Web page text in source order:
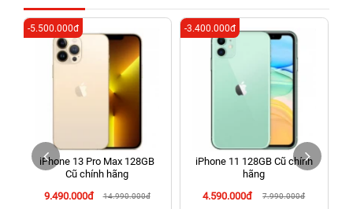
326 Lê Văn Việt, Tăng Nhơn Phú, Hồ Chí Minh (Q.9 TP. Thủ
Đức cũ)
256 Võ Văn Ngân, Thủ Đức, Hồ Chí Minh (Bình Thọ, TP. Thủ
70 Nguyễn An Ninh, Dĩ An, Hồ Chí Minh (Bình Dương Cũ)
24h Vũng Tàu: 162A Ba Cu, Vũng Tàu, Hồ Chí Minh (TP. Vũng
Tàu cũ)
198 Hoàng Văn Thụ, Tân Sơn Nhất, Hồ Chí Minh (Tân Bình
iPhone 13 Pro Max 128GB
Cũ chính hãng
9.490.000đ
14.990.000đ
-5.500.000đ
iPhone 11 128GB Cũ chính
hãng
4.590.000đ
7.990.000đ
-3.400.000đ